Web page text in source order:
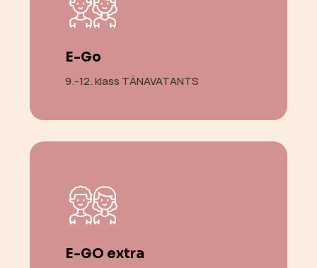
E-Go
9.-12. klass TÄNAVATANTS
E-GO extra